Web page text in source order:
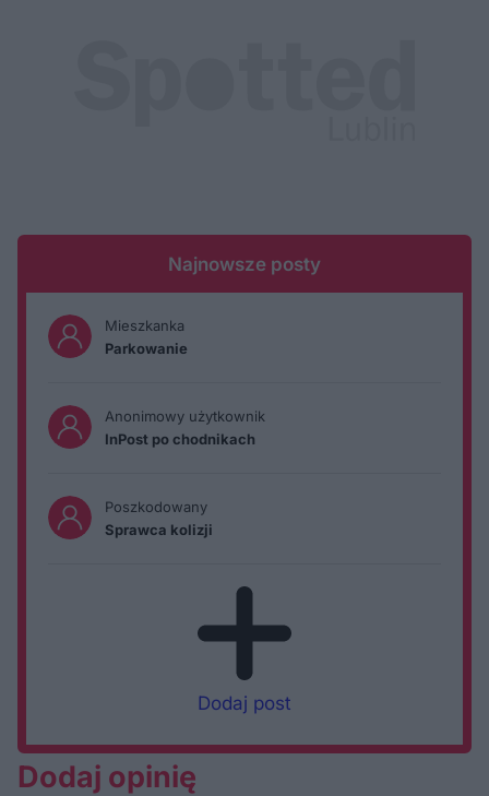
Najnowsze posty
Mieszkanka
Parkowanie
Anonimowy użytkownik
InPost po chodnikach
Poszkodowany
Sprawca kolizji
Dodaj post
Dodaj opinię